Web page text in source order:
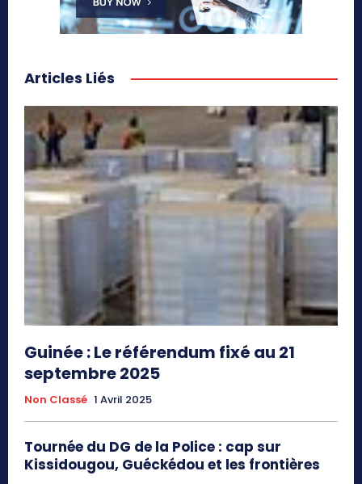
Articles Liés
Guinée : Le référendum fixé au 21
septembre 2025
Non Classé 1 Avril 2025
Tournée du DG de la Police : cap sur
Kissidougou, Guéckédou et les frontières